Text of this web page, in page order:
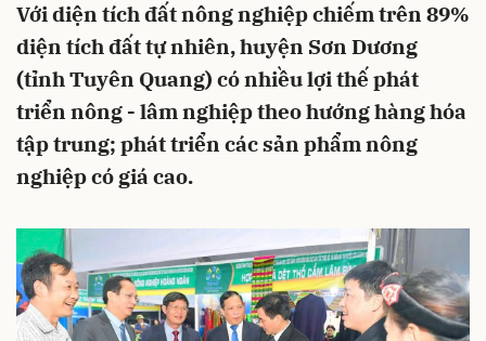
Với diện tích đất nông nghiệp chiếm trên 89%
diện tích đất tự nhiên, huyện Sơn Dương
(tỉnh Tuyên Quang) có nhiều lợi thế phát
triển nông - lâm nghiệp theo hướng hàng hóa
tập trung; phát triển các sản phẩm nông
nghiệp có giá cao.